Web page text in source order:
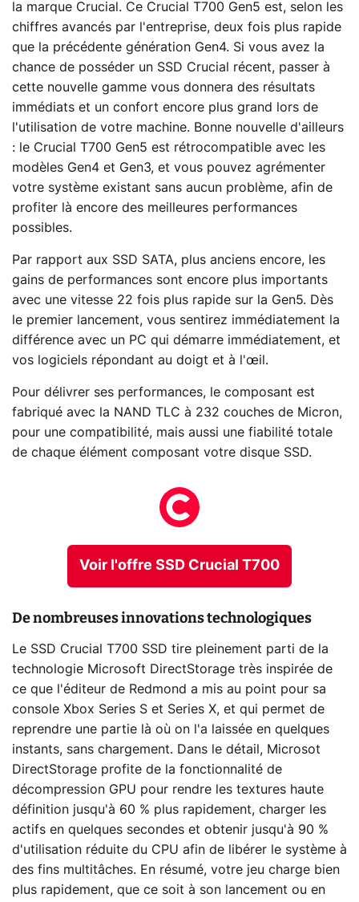
la marque Crucial. Ce Crucial T700 Gen5 est, selon les
chiffres avancés par l'entreprise, deux fois plus rapide
que la précédente génération Gen4. Si vous avez la
chance de posséder un SSD Crucial récent, passer à
cette nouvelle gamme vous donnera des résultats
immédiats et un confort encore plus grand lors de
l'utilisation de votre machine. Bonne nouvelle d'ailleurs
: le Crucial T700 Gen5 est rétrocompatible avec les
modèles Gen4 et Gen3, et vous pouvez agrémenter
votre système existant sans aucun problème, afin de
profiter là encore des meilleures performances
possibles.
Par rapport aux SSD SATA, plus anciens encore, les
gains de performances sont encore plus importants
avec une vitesse 22 fois plus rapide sur la Gen5. Dès
le premier lancement, vous sentirez immédiatement la
différence avec un PC qui démarre immédiatement, et
vos logiciels répondant au doigt et à l'œil.
Pour délivrer ses performances, le composant est
fabriqué avec la NAND TLC à 232 couches de Micron,
pour une compatibilité, mais aussi une fiabilité totale
de chaque élément composant votre disque SSD.
Voir l'offre SSD Crucial T700
De nombreuses innovations technologiques
Le SSD Crucial T700 SSD tire pleinement parti de la
technologie Microsoft DirectStorage très inspirée de
ce que l'éditeur de Redmond a mis au point pour sa
console Xbox Series S et Series X, et qui permet de
reprendre une partie là où on l'a laissée en quelques
instants, sans chargement. Dans le détail, Microsot
DirectStorage profite de la fonctionnalité de
décompression GPU pour rendre les textures haute
définition jusqu'à 60 % plus rapidement, charger les
actifs en quelques secondes et obtenir jusqu'à 90 %
d'utilisation réduite du CPU afin de libérer le système à
des fins multitâches. En résumé, votre jeu charge bien
plus rapidement, que ce soit à son lancement ou en